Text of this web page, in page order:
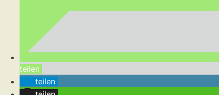
teilen
teilen